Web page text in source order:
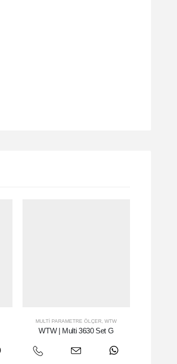
MULTI PARAMETRE ÖLÇER,WTW
WTW | Multi 3630 Set G